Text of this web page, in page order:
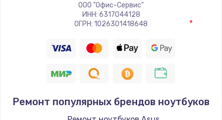
ООО "Офис-Сервис"
ИНН: 6317044128
ОГРН: 1026301418648
Ремонт популярных брендов ноутбуков